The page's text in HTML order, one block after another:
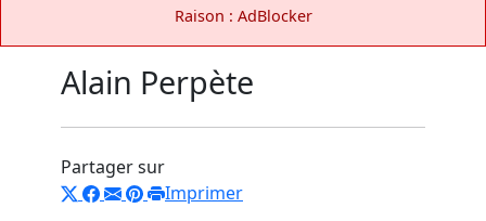
Raison : AdBlocker
Alain Perpète
Partager sur
Imprimer